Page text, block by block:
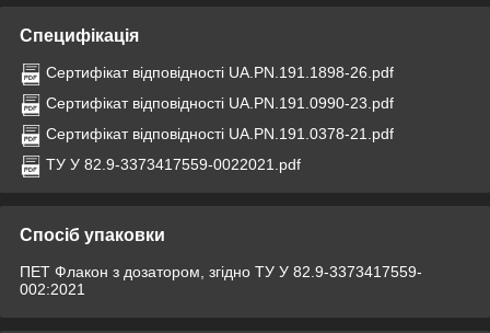
Специфікація
Сертифікат відповідності UA.PN.191.1898-26.pdf
Сертифікат відповідності UA.PN.191.0990-23.pdf
Сертифікат відповідності UA.PN.191.0378-21.pdf
ТУ У 82.9-3373417559-0022021.pdf
Спосіб упаковки
ПЕТ Флакон з дозатором, згідно ТУ У 82.9-3373417559-
002:2021